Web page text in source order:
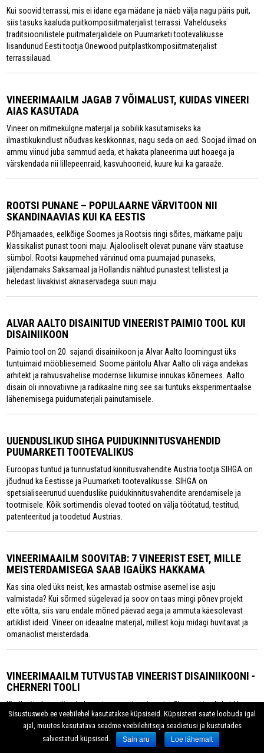
Kui soovid terrassi, mis ei idane ega mädane ja näeb välja nagu päris puit,
siis tasuks kaaluda puitkomposiitmaterjalist terrassi. Vahelduseks
traditsioonilistele puitmaterjalidele on Puumarketi tootevalikusse
lisandunud Eesti tootja Onewood puitplastkomposiitmaterjalist
terrassilauad.
VINEERIMAAILM JAGAB 7 VÕIMALUST, KUIDAS VINEERI
AIAS KASUTADA
Vineer on mitmekülgne materjal ja sobilik kasutamiseks ka
ilmastikukindlust nõudvas keskkonnas, nagu seda on aed. Soojad ilmad on
ammu viinud juba sammud aeda, et hakata planeerima uut hoaega ja
värskendada nii lillepeenraid, kasvuhooneid, kuure kui ka garaaže.
ROOTSI PUNANE – POPULAARNE VÄRVITOON NII
SKANDINAAVIAS KUI KA EESTIS
Põhjamaades, eelkõige Soomes ja Rootsis ringi sõites, märkame palju
klassikalist punast tooni maju. Ajalooliselt olevat punane värv staatuse
sümbol. Rootsi kaupmehed värvinud oma puumajad punaseks,
jäljendamaks Saksamaal ja Hollandis nähtud punastest tellistest ja
heledast liivakivist aknaservadega suuri maju.
ALVAR AALTO DISAINITUD VINEERIST PAIMIO TOOL KUI
DISAINIIKOON
Paimio tool on 20. sajandi disainiikoon ja Alvar Aalto loomingust üks
tuntuimaid mööbliesemeid. Soome päritolu Alvar Aalto oli väga andekas
arhitekt ja rahvusvahelise modernse liikumise innukas kõnemees. Aalto
disain oli innovatiivne ja radikaalne ning see sai tuntuks eksperimentaalse
lähenemisega puidumaterjali painutamisele.
UUENDUSLIKUD SIHGA PUIDUKINNITUSVAHENDID
PUUMARKETI TOOTEVALIKUS
Euroopas tuntud ja tunnustatud kinnitusvahendite Austria tootja SIHGA on
jõudnud ka Eestisse ja Puumarketi tootevalikusse. SIHGA on
spetsialiseerunud uuenduslike puidukinnitusvahendite arendamisele ja
tootmisele. Kõik sortimendis olevad tooted on välja töötatud, testitud,
patenteeritud ja toodetud Austrias.
VINEERIMAAILM SOOVITAB: 7 VINEERIST ESET, MILLE
MEISTERDAMISEGA SAAB IGAÜKS HAKKAMA
Kas sina oled üks neist, kes armastab ostmise asemel ise asju
valmistada? Kui sõrmed sügelevad ja soov on taas mingi põnev projekt
ette võtta, siis varu endale mõned päevad aega ja ammuta käesolevast
artiklist ideid. Vineer on ideaalne materjal, millest koju midagi huvitavat ja
omanäolist meisterdada.
VINEERIMAAILM TUTVUSTAB VINEERIST DISAINIIKOONI -
CHERNERI TOOLI
Kindlasti olete näinud elegantse vormiga vineerist Cherneri tooli, kuid kes
on selle klassiku loonud disainer? Norman Cherner oli Ameerika arhitekt ja
disainer, keda tuntakse vineeri kui mööblimaterjali uuendajana ning
taskukohase disaini loojana.
Sisustusweb.ee veebilehel kasutatakse küpsiseid. Küpsistest saate loobuda igal
ajal, muutes kasutatava seadme veebilehitseja seadistusi ja kustutades
salvestatud küpsised.
Sain aru Loe lähemalt